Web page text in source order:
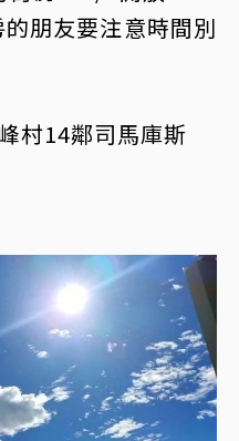
朋友要注意時間別
村14鄰司馬庫斯